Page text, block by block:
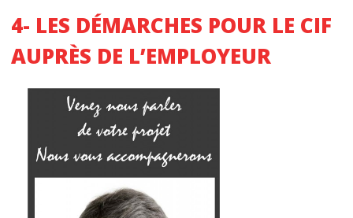
4- LES DÉMARCHES POUR LE CIF
AUPRÈS DE L’EMPLOYEUR